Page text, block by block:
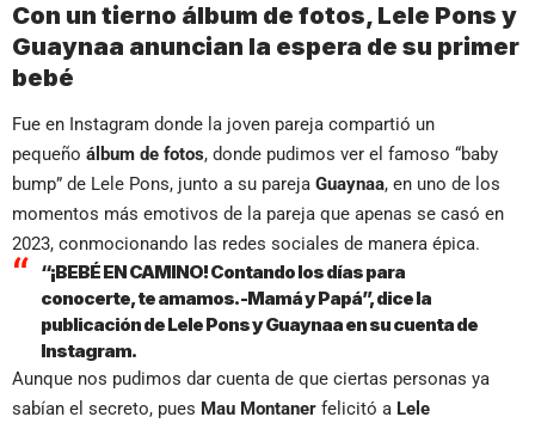
Con un tierno álbum de fotos, Lele Pons y
Guaynaa anuncian la espera de su primer
bebé
Fue en Instagram donde la joven pareja compartió un
pequeño álbum de fotos, donde pudimos ver el famoso “baby
bump” de Lele Pons, junto a su pareja Guaynaa, en uno de los
momentos más emotivos de la pareja que apenas se casó en
2023, conmocionando las redes sociales de manera épica.
“¡BEBÉ EN CAMINO! Contando los días para
conocerte, te amamos. -Mamá y Papá”, dice la
publicación de Lele Pons y Guaynaa en su cuenta de
Instagram.
Aunque nos pudimos dar cuenta de que ciertas personas ya
sabían el secreto, pues Mau Montaner felicitó a Lele